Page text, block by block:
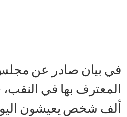
في بيان صادر عن
ألف شخص يعيشون